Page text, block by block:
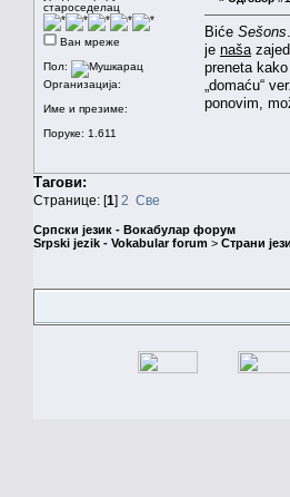
староседелац
Ван мреже
Пол:
Организација:
Име и презиме:
Поруке: 1.611
Biće Sešons
je naša
preneta
„domaću“
ponovim,
Тагови:
Странице: [1] 2 Све
Српски језик - Вокабулар форум
Srpski jezik - Vokabular forum > Страни